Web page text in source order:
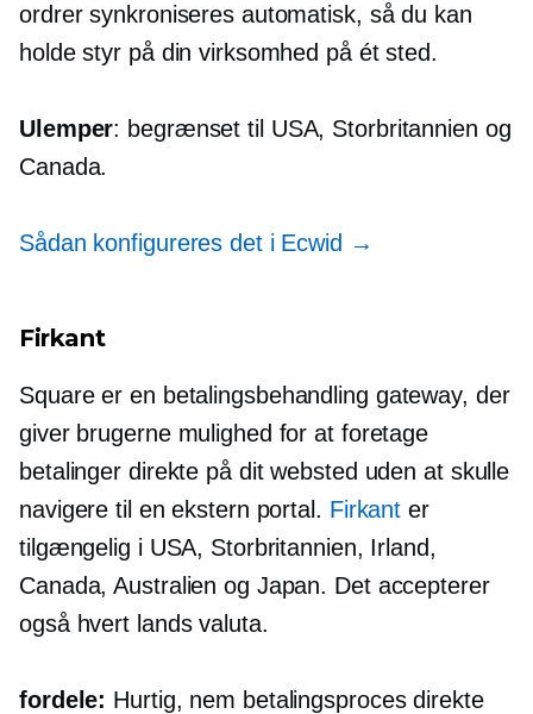
ordrer synkroniseres automatisk, så du kan
holde styr på din virksomhed på ét sted.
Ulemper: begrænset til USA, Storbritannien og
Canada.
Sådan konfigureres det i Ecwid →
Firkant
Square er en betalingsbehandling gateway, der
giver brugerne mulighed for at foretage
betalinger direkte på dit websted uden at skulle
navigere til en ekstern portal. Firkant er
tilgængelig i USA, Storbritannien, Irland,
Canada, Australien og Japan. Det accepterer
også hvert lands valuta.
fordele: Hurtig, nem betalingsproces direkte